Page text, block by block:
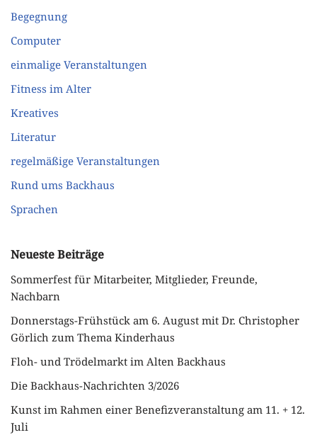
Begegnung
Computer
einmalige Veranstaltungen
Fitness im Alter
Kreatives
Literatur
regelmäßige Veranstaltungen
Rund ums Backhaus
Sprachen
Neueste Beiträge
Sommerfest für Mitarbeiter, Mitglieder, Freunde,
Nachbarn
Donnerstags-Frühstück am 6. August mit Dr. Christopher
Görlich zum Thema Kinderhaus
Floh- und Trödelmarkt im Alten Backhaus
Die Backhaus-Nachrichten 3/2026
Kunst im Rahmen einer Benefizveranstaltung am 11. + 12.
Juli